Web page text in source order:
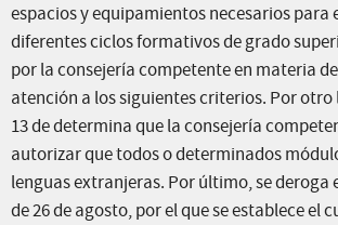
espacios y equipamientos necesarios para
diferentes ciclos formativos de grado
por la consejería competente en materia
atención a los siguientes criterios. Por
13 de determina que la consejería
autorizar que todos o determinados
lenguas extranjeras. Por último, se deroga
de 26 de agosto, por el que se establece el